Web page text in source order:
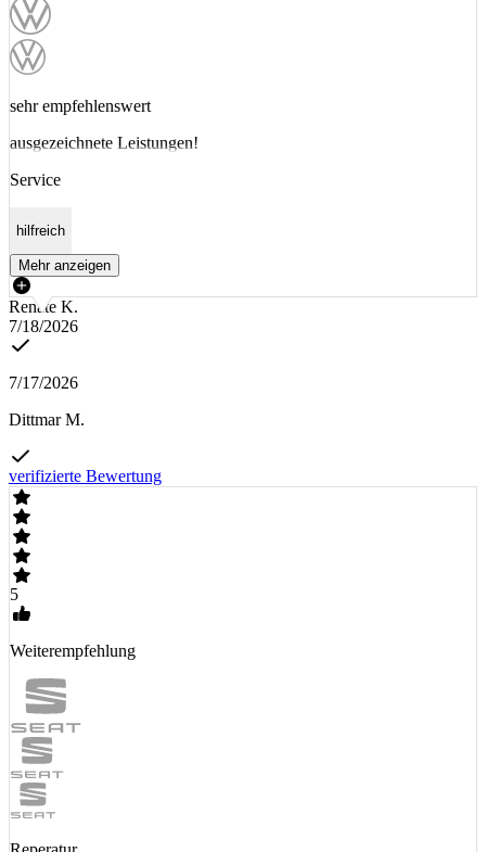
sehr empfehlenswert
ausgezeichnete Leistungen!
Service
hilfreich
Mehr anzeigen
Renate K.
7/18/2026
7/17/2026
Dittmar M.
verifizierte Bewertung
5
Weiterempfehlung